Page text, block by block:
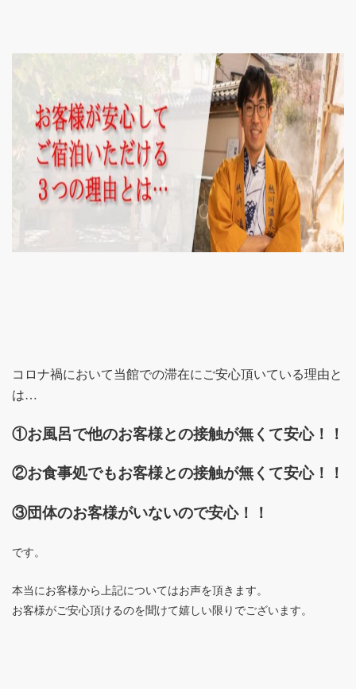
コロナ禍において当館での滞在にご安心頂いている理由と
は…
①お風呂で他のお客様との接触が無くて安心！！
②お食事処でもお客様との接触が無くて安心！！
③団体のお客様がいないので安心！！
です。
本当にお客様から上記についてはお声を頂きます。
お客様がご安心頂けるのを聞けて嬉しい限りでございます。